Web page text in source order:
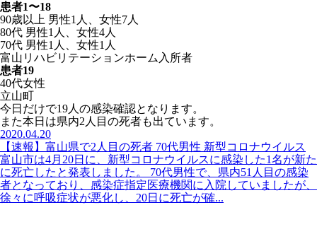
患者1〜18
90歳以上 男性1人、女性7人
80代 男性1人、女性4人
70代 男性1人、女性1人
富山リハビリテーションホーム入所者
患者19
40代女性
立山町
今日だけで19人の感染確認となります。
また本日は県内2人目の死者も出ています。
2020.04.20
【速報】富山県で2人目の死者 70代男性 新型コロナウイルス
富山市は4月20日に、新型コロナウイルスに感染した1名が新た
に死亡したと発表しました。 70代男性で、県内51人目の感染
者となっており、感染症指定医療機関に入院していましたが、
徐々に呼吸症状が悪化し、20日に死亡が確...